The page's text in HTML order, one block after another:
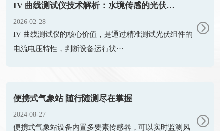
IV 曲线测试仪技术解析：水境传感的光伏性能诊断技术
2026-02-28
IV 曲线测试仪的核心价值，是通过精准测试光伏组件的
电流电压特性，判断设备运行状···
便携式气象站 随行随测尽在掌握
2024-08-27
便携式气象站​设备内置多要素传感器，可以实时监测风